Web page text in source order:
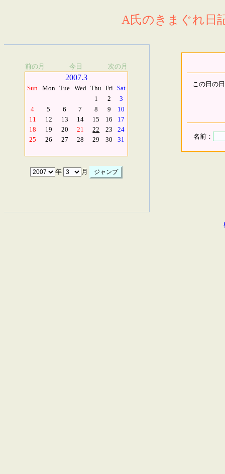
A氏のきまぐれ日
前の月 今日 次の月
2007.3
Sun Mon Tue Wed Thu Fri Sat
1
2
3
4
5 6 7 8 9
10
11
12 13 14 15 16
17
18
19 20 21 22 23
24
25
26 27 28 29 30 31
年 月
この日の
名前：